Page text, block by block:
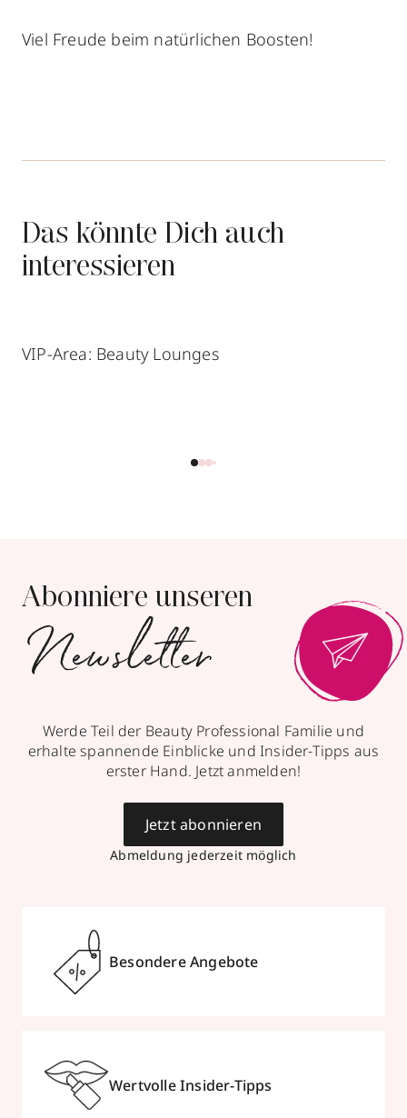
Viel Freude beim natürlichen Boosten!
Das könnte Dich auch
interessieren
VIP-Area: Beauty Lounges
Abonniere unseren
Newsletter
Werde Teil der Beauty Professional Familie und
erhalte spannende Einblicke und Insider-Tipps aus
erster Hand. Jetzt anmelden!
Abmeldung jederzeit möglich
Jetzt abonnieren
Besondere Angebote
Wertvolle Insider-Tipps